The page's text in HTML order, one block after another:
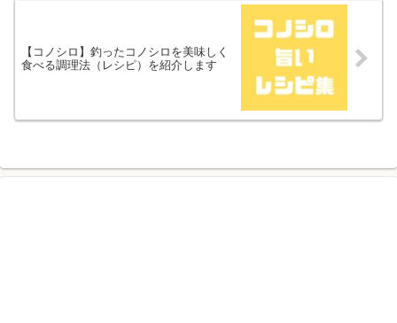
【コノシロ】釣ったコノシロを美味しく
食べる調理法（レシピ）を紹介します